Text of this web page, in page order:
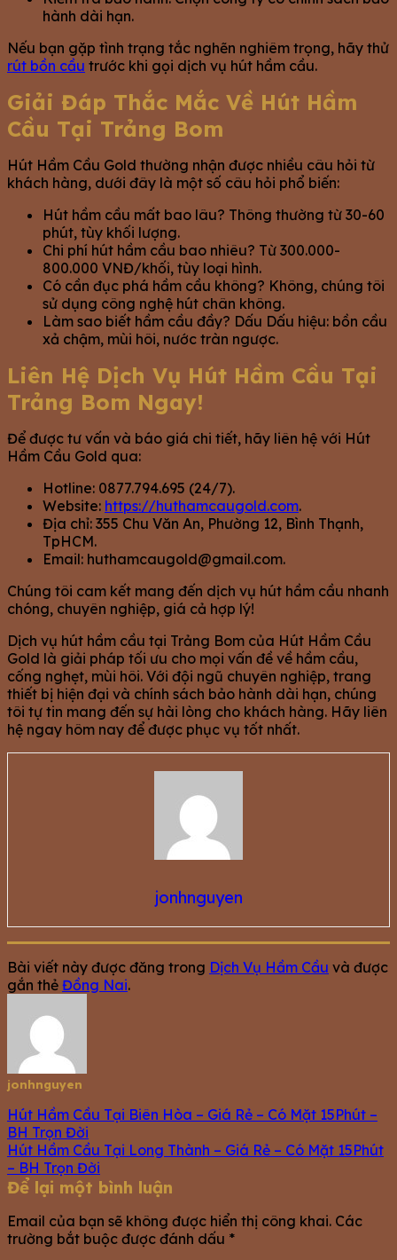
hành dài hạn.
Nếu bạn gặp tình trạng tắc nghẽn nghiêm trọng, hãy thử
rút bồn cầu trước khi gọi dịch vụ hút hầm cầu.
Giải Đáp Thắc Mắc Về Hút Hầm
Cầu Tại Trảng Bom
Hút Hầm Cầu Gold thường nhận được nhiều câu hỏi từ
khách hàng, dưới đây là một số câu hỏi phổ biến:
Hút hầm cầu mất bao lâu? Thông thường từ 30-60
phút, tùy khối lượng.
Chi phí hút hầm cầu bao nhiêu? Từ 300.000-
800.000 VNĐ/khối, tùy loại hình.
Có cần đục phá hầm cầu không? Không, chúng tôi
sử dụng công nghệ hút chân không.
Làm sao biết hầm cầu đầy? Dấu Dấu hiệu: bồn cầu
xả chậm, mùi hôi, nước tràn ngược.
Liên Hệ Dịch Vụ Hút Hầm Cầu Tại
Trảng Bom Ngay!
Để được tư vấn và báo giá chi tiết, hãy liên hệ với Hút
Hầm Cầu Gold qua:
Hotline: 0877.794.695 (24/7).
Website: https://huthamcaugold.com.
Địa chỉ: 355 Chu Văn An, Phường 12, Bình Thạnh,
TpHCM.
Email: huthamcaugold@gmail.com.
Chúng tôi cam kết mang đến dịch vụ hút hầm cầu nhanh
chóng, chuyên nghiệp, giá cả hợp lý!
Dịch vụ hút hầm cầu tại Trảng Bom của Hút Hầm Cầu
Gold là giải pháp tối ưu cho mọi vấn đề về hầm cầu,
cống nghẹt, mùi hôi. Với đội ngũ chuyên nghiệp, trang
thiết bị hiện đại và chính sách bảo hành dài hạn, chúng
tôi tự tin mang đến sự hài lòng cho khách hàng. Hãy liên
hệ ngay hôm nay để được phục vụ tốt nhất.
jonhnguyen
Bài viết này được đăng trong Dịch Vụ Hầm Cầu và được
gắn thẻ Đồng Nai.
jonhnguyen
Hút Hầm Cầu Tại Biên Hòa – Giá Rẻ – Có Mặt 15Phút –
BH Trọn Đời
Hút Hầm Cầu Tại Long Thành – Giá Rẻ – Có Mặt 15Phút
– BH Trọn Đời
Để lại một bình luận
Email của bạn sẽ không được hiển thị công khai. Các
trường bắt buộc được đánh dấu *